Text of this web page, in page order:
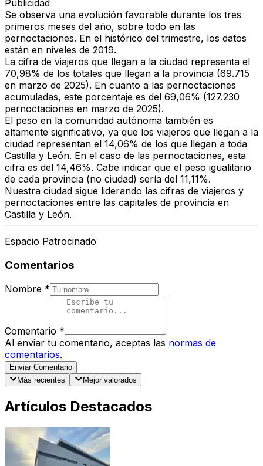
Publicidad
Se observa una evolución favorable durante los tres
primeros meses del año, sobre todo en las
pernoctaciones. En el histórico del trimestre, los datos
están en niveles de 2019.
La cifra de viajeros que llegan a la ciudad representa el
70,98% de los totales que llegan a la provincia (69.715
en marzo de 2025). En cuanto a las pernoctaciones
acumuladas, este porcentaje es del 69,06% (127.230
pernoctaciones en marzo de 2025).
El peso en la comunidad autónoma también es
altamente significativo, ya que los viajeros que llegan a la
ciudad representan el 14,06% de los que llegan a toda
Castilla y León. En el caso de las pernoctaciones, esta
cifra es del 14,46%. Cabe indicar que el peso igualitario
de cada provincia (no ciudad) sería del 11,11%.
Nuestra ciudad sigue liderando las cifras de viajeros y
pernoctaciones entre las capitales de provincia en
Castilla y León.
Espacio Patrocinado
Comentarios
Nombre *
Comentario *
Al enviar tu comentario, aceptas las normas de
comentarios.
Enviar Comentario
Más recientes
Mejor valorados
Artículos Destacados